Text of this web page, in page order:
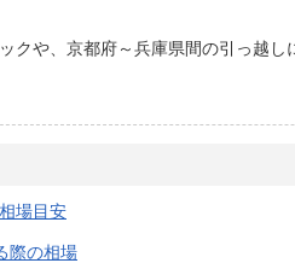
クや、京都府～兵庫県間の引っ越し
場目安
際の相場